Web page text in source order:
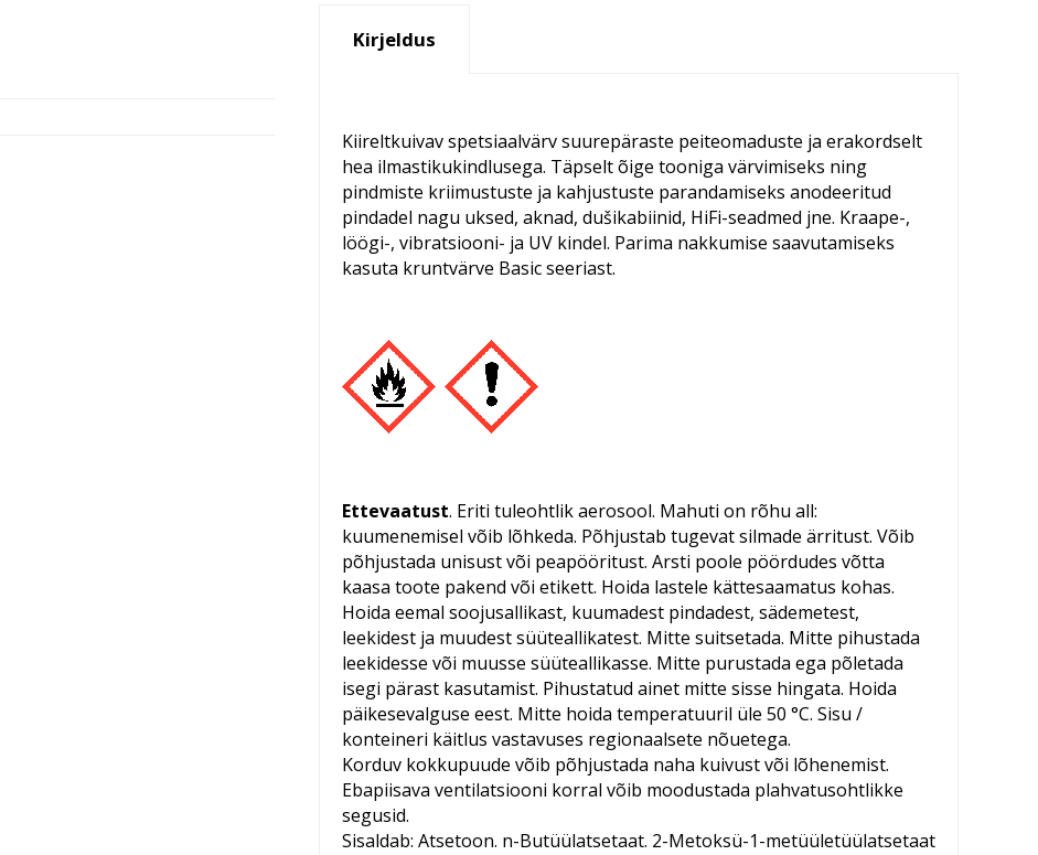
Kirjeldus
Kiireltkuivav spetsiaalvärv suurepäraste peiteomaduste ja erakordselt
hea ilmastikukindlusega. Täpselt õige tooniga värvimiseks ning
pindmiste kriimustuste ja kahjustuste parandamiseks anodeeritud
pindadel nagu uksed, aknad, dušikabiinid, HiFi-seadmed jne. Kraape-,
löögi-, vibratsiooni- ja UV kindel. Parima nakkumise saavutamiseks
kasuta kruntvärve Basic seeriast.
Ettevaatust. Eriti tuleohtlik aerosool. Mahuti on rõhu all:
kuumenemisel võib lõhkeda. Põhjustab tugevat silmade ärritust. Võib
põhjustada unisust või peapööritust. Arsti poole pöördudes võtta
kaasa toote pakend või etikett. Hoida lastele kättesaamatus kohas.
Hoida eemal soojusallikast, kuumadest pindadest, sädemetest,
leekidest ja muudest süüteallikatest. Mitte suitsetada. Mitte pihustada
leekidesse või muusse süüteallikasse. Mitte purustada ega põletada
isegi pärast kasutamist. Pihustatud ainet mitte sisse hingata. Hoida
päikesevalguse eest. Mitte hoida temperatuuril üle 50 °C. Sisu /
konteineri käitlus vastavuses regionaalsete nõuetega.
Korduv kokkupuude võib põhjustada naha kuivust või lõhenemist.
Ebapiisava ventilatsiooni korral võib moodustada plahvatusohtlikke
segusid.
Sisaldab: Atsetoon. n-Butüülatsetaat. 2-Metoksü-1-metüületüülatsetaat